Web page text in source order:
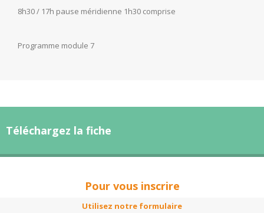
8h30 / 17h pause méridienne 1h30 comprise
Programme module 7
Téléchargez la fiche
Pour vous inscrire
Utilisez notre formulaire